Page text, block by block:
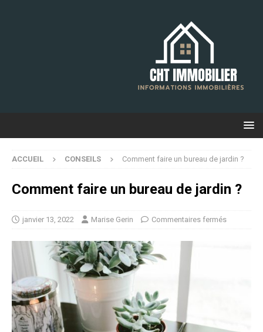
ACCUEIL CONSEILS Comment faire un bureau de jardin ?
Comment faire un bureau de jardin ?
janvier 13, 2022 Marise Gerin Commentaires fermés